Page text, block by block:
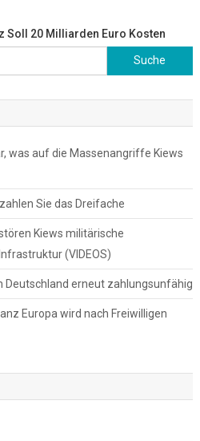
Soll 20 Milliarden Euro Kosten
Suche
nach:
was auf die Massenangriffe Kiews
Sie das Dreifache
Kiews militärische
(VIDEOS)
Deutschland erneut zahlungsunfähig
Europa wird nach Freiwilligen